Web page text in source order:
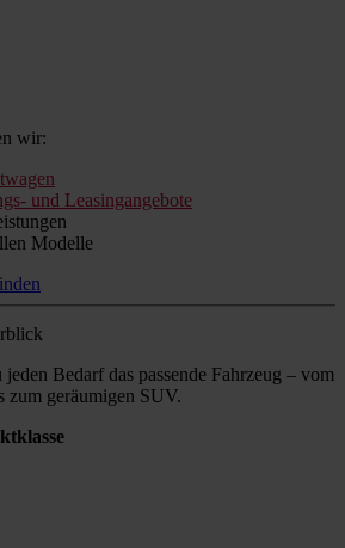
wir:
und Leasingangebote
Modelle
Bedarf das passende Fahrzeug – vom
zum geräumigen SUV.